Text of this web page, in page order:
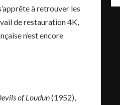
à retrouver les
de restauration 4K,
n’est encore
of Loudun(1952),